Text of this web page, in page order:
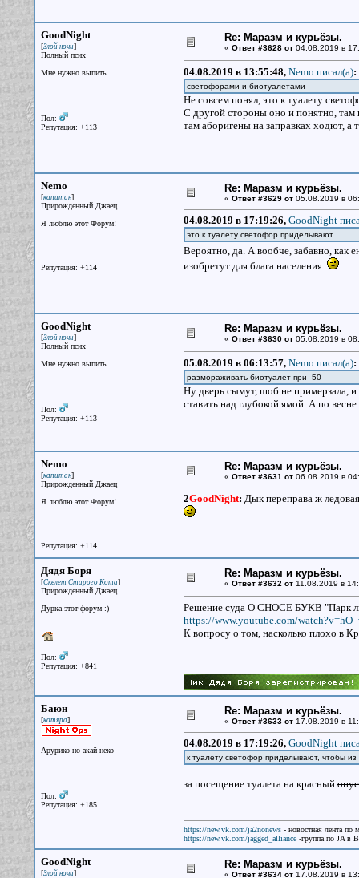
GoodNight
[Злой ночи]
Полный псих
Мне нужно выпить...
Пол:
Репутация: +113
Re: Маразм и курьёзы.
« Ответ #3628 от04.08.2019 в
04.08.2019 в 13:55:48, Nemo писал(a):
светофорами и биотуалетами
Не совсем понял, это к туалету
С другой стороны оно и понятно, там
там аборигены на заправках ходют,
Nemo
[капитан]
Прирожденный Джаец
Я люблю этот Форум!
Репутация: +114
Re: Маразм и курьёзы.
« Ответ #3629 от05.08.2019 в
04.08.2019 в 17:19:26, GoodNight
это к туалету светофор приделывают
Вероятно, да. А вообче, забавно, как
изобретут для блага населения.
GoodNight
[Злой ночи]
Полный псих
Мне нужно выпить...
Пол:
Репутация: +113
Re: Маразм и курьёзы.
« Ответ #3630 от05.08.2019 в
05.08.2019 в 06:13:57, Nemo писал(a):
размораживать биотуалет при -50
Ну дверь сымут, шоб не примерзала,
ставить над глубокой ямой. А по
Nemo
[капитан]
Прирожденный Джаец
Я люблю этот Форум!
Репутация: +114
Re: Маразм и курьёзы.
« Ответ #3631 от06.08.2019 в
2GoodNight: Дык переправа ж
Дядя Боря
[Скелет Старого Кота]
Прирожденный Джаец
Дурка этот форум :)
Пол:
Репутация: +841
Re: Маразм и курьёзы.
« Ответ #3632 от11.08.2019 в
Решение суда О СНОСЕ БУКВ "Парк
https://www.youtube.com/
К вопросу о том, насколько плохо в
Баюн
[котяра]
Арурико-но акай неко
Пол:
Репутация: +185
Re: Маразм и курьёзы.
« Ответ #3633 от17.08.2019 в
04.08.2019 в 17:19:26, GoodNight
к туалету светофор приделывают, чтобы
за посещение туалета на красный
https://new.vk.com/ja2nonews- новостная лента по
https://new.vk.com/jagged_alliance-группа по JA в
GoodNight
[Злой ночи]
Re: Маразм и курьёзы.
« Ответ #3634 от17.08.2019 в